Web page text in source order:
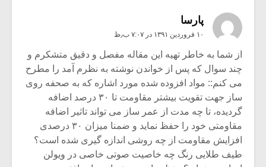
پارسا
۱۰ فروردین ۱۳۹۱ در ۷:۰۷ ب٫ظ
از شما به خاطر تهیه این مقاله مفصل و دقیق متشکرم و
چند سوال که پس از خواندن نوشته به نظرم آمد را مطرح
می کنم:: مواد افزوده شده مورد اشاره که به صحفه روی
ساز جهت تقویت بیشتر مقاومت تا ۳۰ درصد اضافه
گردیده، تا چه مدت از عمر ساز می تواند تاثیر اضافه
مقاومتی خود را حفظ نماید و ضمنا میزان ۳۰ درصدی
افزایش مقاومت از چه روشی اندازه گیری شده است؟
طیف طلایی رنگ چه خاصیت صوتی خاصی در ویولن